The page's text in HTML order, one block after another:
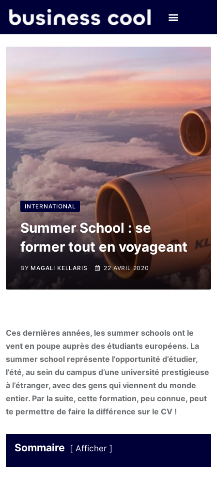
INTERNATIONAL
Summer School : se
former tout en voyageant
BY MAGALI KELLARIS 22 AVRIL 2020
Ces dernières années, les summer schools ont le
vent en poupe auprès des étudiants européens. La
summer school représente l’opportunité d’étudier,
l’été, au sein du campus d’une université prestigieuse
à l’étranger, avec des gens qui viennent du monde
entier. Par la suite, cette formation, peu connue, peut
te permettre de faire la différence sur le CV !
Sommaire Afficher